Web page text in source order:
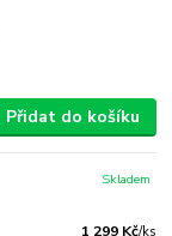
Přidat do košíku
1 299 Kč/ks
Skladem